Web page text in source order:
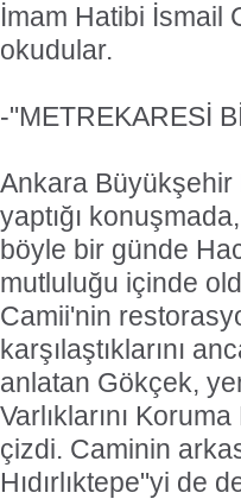
İmam Hatibi İsmail
okudular.
-"METREKARESİ
Ankara Büyükşehir
yaptığı
böyle bir günde
mutluluğu içinde
Camii'nin
karşılaştıklarını
anlatan Gökçek,
Varlıklarını
çizdi. Caminin
Hıdırlıktepe"yi de